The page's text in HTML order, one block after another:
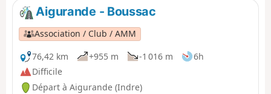
Aigurande - Boussac
Association / Club / AMM
76,42 km
+955 m -1 016 m
6h
Difficile
Départ à Aigurande (Indre)